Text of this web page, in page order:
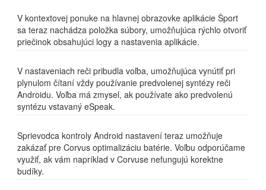
V kontextovej ponuke na hlavnej obrazovke aplikácie Šport
sa teraz nachádza položka súbory, umožňujúca rýchlo otvoriť
priečinok obsahujúci logy a nastavenia aplikácie.
V nastaveniach reči pribudla voľba, umožňujúca vynútiť pri
plynulom čítaní vždy používanie predvolenej syntézy reči
Androidu. Voľba má zmysel, ak používate ako predvolenú
syntézu vstavaný eSpeak.
Sprievodca kontroly Android nastavení teraz umožňuje
zakázať pre Corvus optimalizáciu batérie. Voľbu odporúčame
využiť, ak vám napríklad v Corvuse nefungujú korektne
budíky.